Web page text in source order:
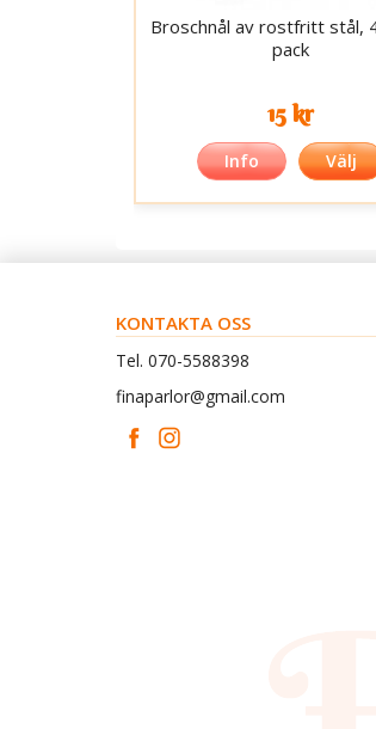
Broschnål av rostfritt stål,
pack
15 kr
Info Välj
KONTAKTA OSS
Tel. 070-5588398
finaparlor@gmail.com